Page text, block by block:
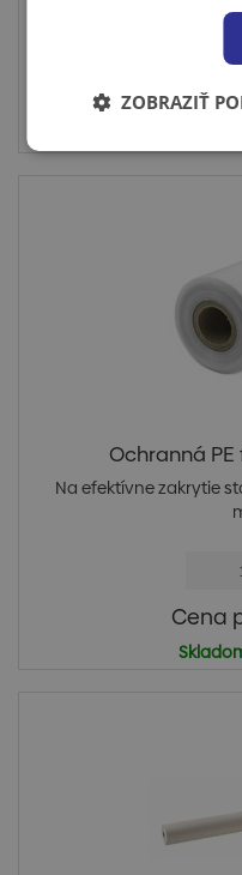
Cena
Ochranná
Na efektívne zakrytie
Cena
ZOBRAZIŤ